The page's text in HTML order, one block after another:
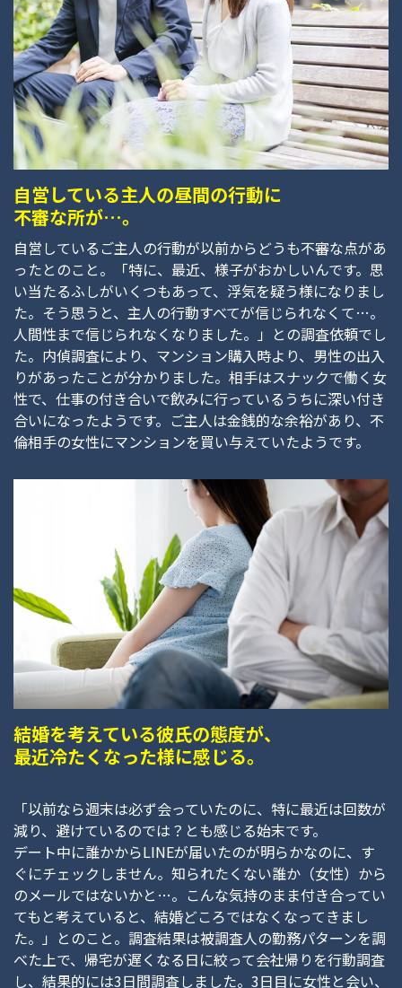
自営している主人の昼間の行動に
不審な所が…。
自営しているご主人の行動が以前からどうも不審な点があ
ったとのこと。「特に、最近、様子がおかしいんです。思
い当たるふしがいくつもあって、浮気を疑う様になりまし
た。そう思うと、主人の行動すべてが信じられなくて…。
人間性まで信じられなくなりました。」との調査依頼でし
た。内偵調査により、マンション購入時より、男性の出入
りがあったことが分かりました。相手はスナックで働く女
性で、仕事の付き合いで飲みに行っているうちに深い付き
合いになったようです。ご主人は金銭的な余裕があり、不
倫相手の女性にマンションを買い与えていたようです。
結婚を考えている彼氏の態度が、
最近冷たくなった様に感じる。
「以前なら週末は必ず会っていたのに、特に最近は回数が
減り、避けているのでは？とも感じる始末です。
デート中に誰かからLINEが届いたのが明らかなのに、す
ぐにチェックしません。知られたくない誰か（女性）から
のメールではないかと…。こんな気持のまま付き合ってい
てもと考えていると、結婚どころではなくなってきまし
た。」とのこと。調査結果は被調査人の勤務パターンを調
べた上で、帰宅が遅くなる日に絞って会社帰りを行動調査
し、結果的には3日間調査しました。3日目に女性と会い、